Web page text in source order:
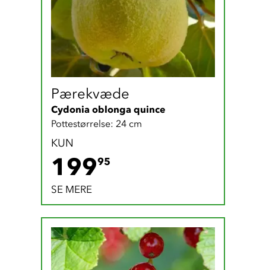
Pærekvæde
Cydonia oblonga quince
Pottestørrelse: 24 cm
KUN
19995
SE MERE